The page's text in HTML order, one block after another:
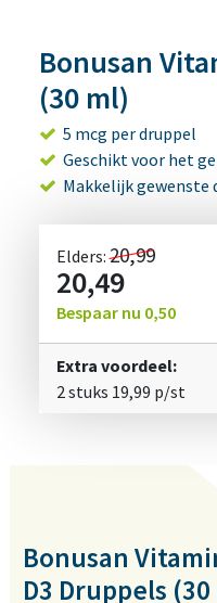
Bonusan
(30 ml)
5 mcg per druppel
Geschikt voor het
Makkelijk gewenste
Elders:20,99
20,49
Bespaar nu 0,50
Extra voordeel:
2 stuks 19,99 p/st
Bonusan
D3 Druppels